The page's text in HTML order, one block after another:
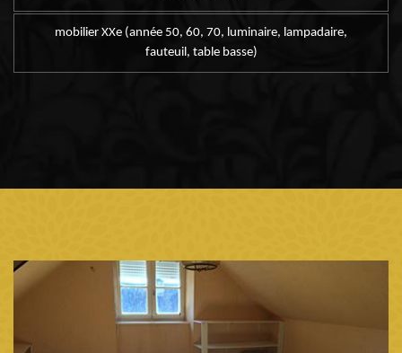
mobilier XXe (année 50, 60, 70, luminaire, lampadaire,
fauteuil, table basse)